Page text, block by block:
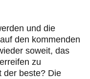
und die
den kommenden
soweit, das
zu
der beste? Die